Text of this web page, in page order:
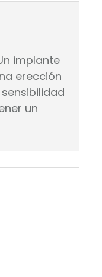
implante
erección
un